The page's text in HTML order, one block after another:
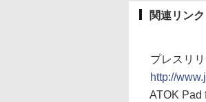
関連リンク
プレスリリ
http://
ATOK Pad